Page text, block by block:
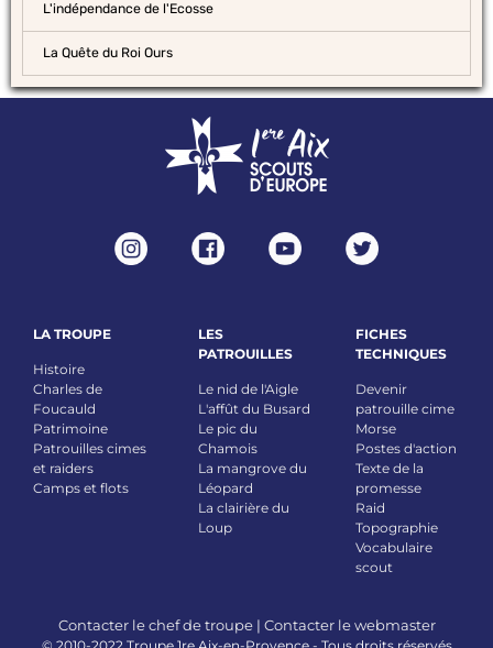
L'indépendance de l'Ecosse
La Quête du Roi Ours
LA TROUPE
Histoire
Charles de
Foucauld
Patrimoine
Patrouilles cimes
et raiders
Camps et flots
LES
PATROUILLES
Le nid de l'Aigle
L'affût du Busard
Le pic du
Chamois
La mangrove du
Léopard
La clairière du
Loup
FICHES
TECHNIQUES
Devenir
patrouille cime
Morse
Postes d'action
Texte de la
promesse
Raid
Topographie
Vocabulaire
scout
Contacter le chef de troupe| Contacter le webmaster